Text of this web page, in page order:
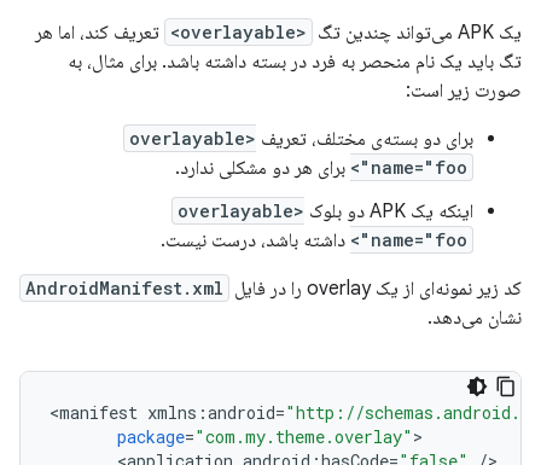
یک APK می‌تواند چندین تگ <overlayable>
تعریف کند، اما هر
تگ باید یک نام منحصر به فرد در بسته داشته باشد. برای مثال، به
صورت زیر است:
برای دو بسته‌ی مختلف، تعریف
<overlayable
name="foo">
برای هر دو مشکلی ندارد.
اینکه یک APK دو بلوک
<overlayable
name="foo">
داشته باشد، درست نیست.
کد زیر نمونه‌ای از یک overlay را در فایل
AndroidManifest.xml
نشان می‌دهد.
<manifest xmlns :android="http://
package="com.my.theme.overlay"